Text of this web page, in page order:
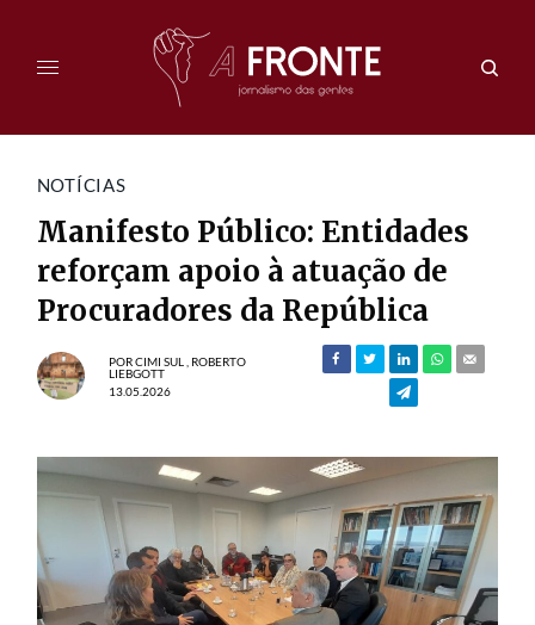
NOTÍCIAS
Manifesto Público: Entidades
reforçam apoio à atuação de
Procuradores da República
PORCIMI SUL
ROBERTO
LIEBGOTT
13.05.2026